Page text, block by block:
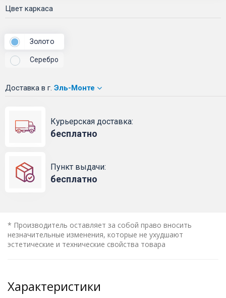
Цвет каркаса
Золото
Серебро
Доставка в г. Эль-Монте
Курьерская доставка:
бесплатно
Пункт выдачи:
бесплатно
* Производитель оставляет за собой право вносить
незначительные изменения, которые не ухудшают
эстетические и технические свойства товара
Характеристики